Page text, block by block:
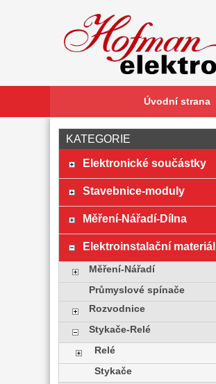
Úvodní strana
KATEGORIE
Elektronické součástky
Stavebnice-moduly
Měření-Nářadí-Dílna
Elektroinstalační materiál
Měření-Nářadí
Průmyslové spínače
Rozvodnice
Stykače-Relé
Relé
Stykače